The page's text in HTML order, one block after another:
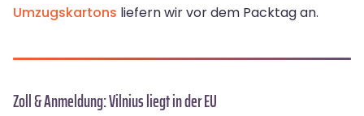
Umzugskartons liefern wir vor dem Packtag an.
Zoll & Anmeldung: Vilnius liegt in der EU